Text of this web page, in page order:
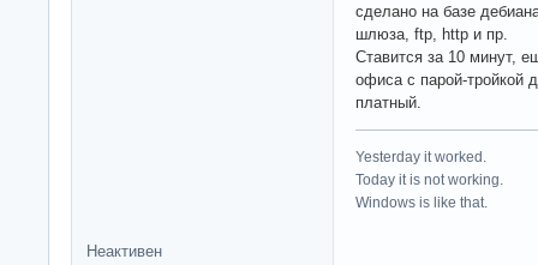
сделано на базе
шлюза, ftp, http и пр.
Ставится за 10 минут,
офиса с парой-тройкой
платный.
Yesterday it worked.
Today it is not working.
Windows is like that.
Неактивен